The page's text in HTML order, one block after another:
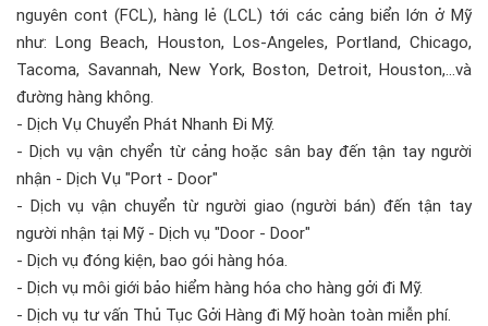
nguyên cont (FCL), hàng lẻ (LCL) tới các cảng biển lớn ở Mỹ
như: Long Beach, Houston, Los-Angeles, Portland, Chicago,
Tacoma, Savannah, New York, Boston, Detroit, Houston,...và
đường hàng không.
- Dịch Vụ Chuyển Phát Nhanh Đi Mỹ.
- Dịch vụ vận chyển từ cảng hoặc sân bay đến tận tay người
nhận - Dịch Vụ "Port - Door"
- Dịch vụ vận chuyển từ người giao (người bán) đến tận tay
người nhận tại Mỹ - Dịch vụ "Door - Door"
- Dịch vụ đóng kiện, bao gói hàng hóa.
- Dịch vụ môi giới bảo hiểm hàng hóa cho hàng gởi đi Mỹ.
- Dịch vụ tư vấn Thủ Tục Gởi Hàng đi Mỹ hoàn toàn miễn phí.